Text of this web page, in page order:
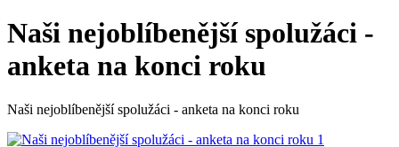
Naši nejoblíbenější spolužáci -
anketa na konci roku
Naši nejoblíbenější spolužáci - anketa na konci roku